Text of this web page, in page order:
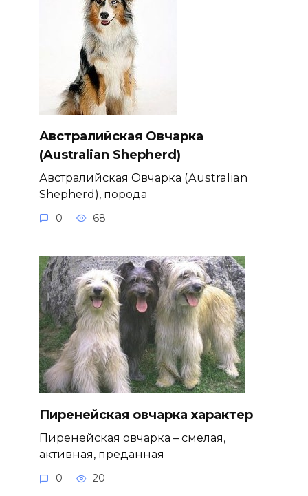
Австралийская Овчарка
(Australian Shepherd)
Австралийская Овчарка (Australian
Shepherd), порода
0 68
Пиренейская овчарка характер
Пиренейская овчарка – смелая,
активная, преданная
0 20